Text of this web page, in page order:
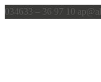
InhaltDirekt
034633 – 36 97 10